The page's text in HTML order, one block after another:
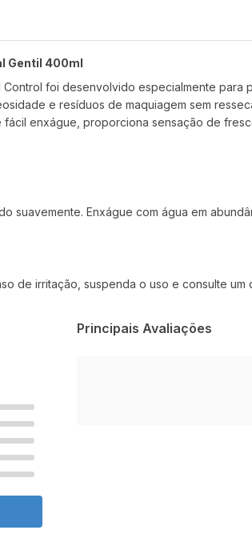
Gentil 400ml
Control foi desenvolvido especialmente
e resíduos de maquiagem sem
enxágue, proporciona sensação de
suavemente. Enxágue com água em
de irritação, suspenda o uso e consulte
Principais Avaliações